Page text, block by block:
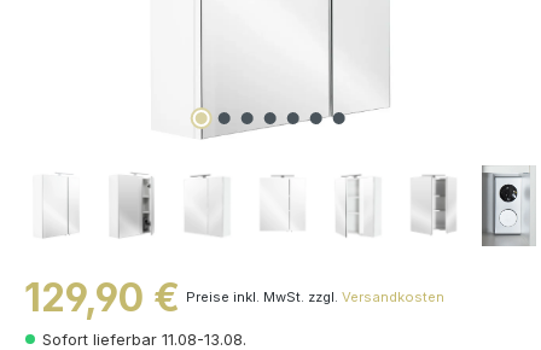
129,90 € Preise inkl. MwSt. zzgl. Versandkosten
Sofort lieferbar 11.08-13.08.